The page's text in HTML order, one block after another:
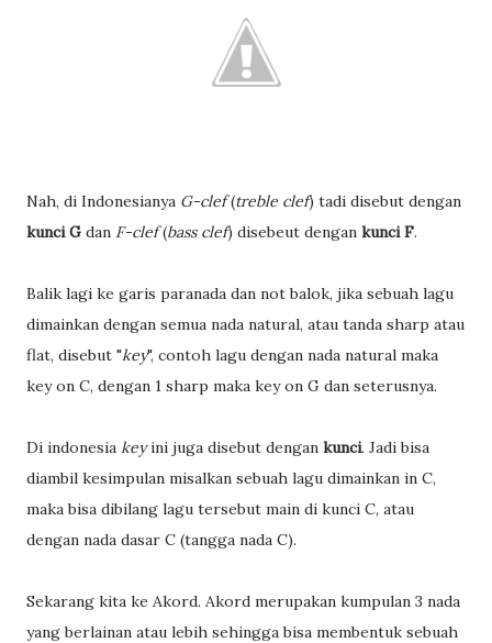
Nah, di Indonesianya G-clef(treble clef) tadi disebut dengan
kunci G dan F-clef(bass clef) disebeut dengan kunci F.
Balik lagi ke garis paranada dan not balok, jika sebuah lagu
dimainkan dengan semua nada natural, atau tanda sharp atau
flat, disebut "key", contoh lagu dengan nada natural maka
key on C, dengan 1 sharp maka key on G dan seterusnya.
Di indonesia keyini juga disebut dengan kunci. Jadi bisa
diambil kesimpulan misalkan sebuah lagu dimainkan in C,
maka bisa dibilang lagu tersebut main di kunci C, atau
dengan nada dasar C (tangga nada C).
Sekarang kita ke Akord. Akord merupakan kumpulan 3 nada
yang berlainan atau lebih sehingga bisa membentuk sebuah